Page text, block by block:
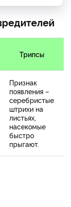
Трипсы
Признак
появления –
серебристые
штрихи на
листьях,
насекомые
быстро
прыгают.